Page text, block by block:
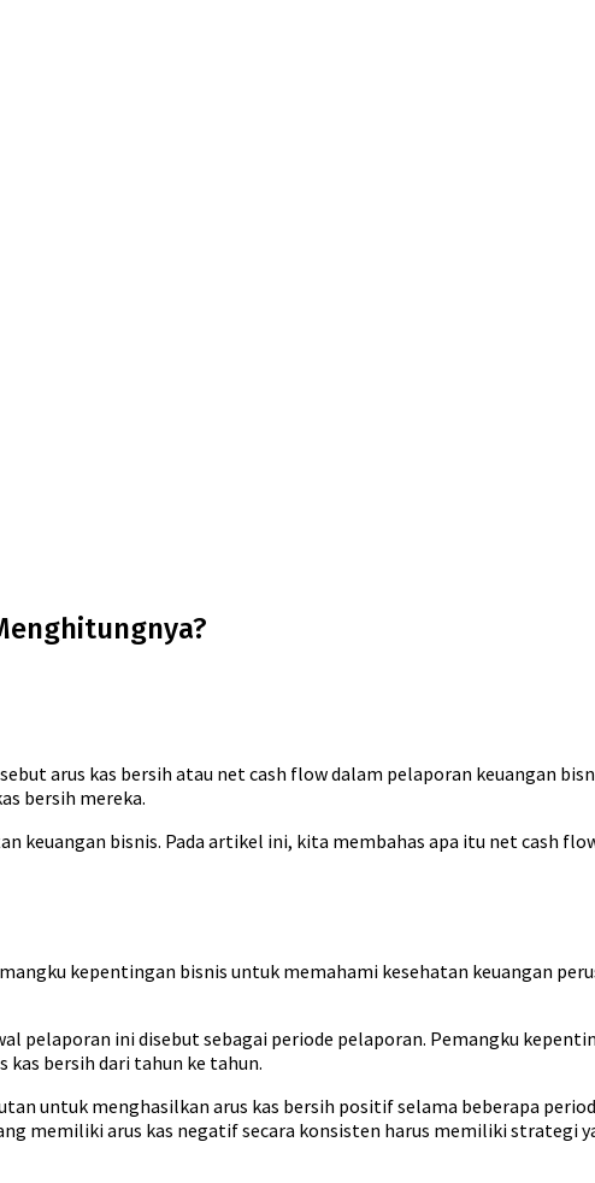
arus kas bersih atau net cash flow dalam pelaporan keuangan
bersih mereka.
keuangan bisnis. Pada artikel ini, kita membahas apa itu net cash
kepentingan bisnis untuk memahami kesehatan keuangan
pelaporan ini disebut sebagai periode pelaporan. Pemangku
bersih dari tahun ke tahun.
untuk menghasilkan arus kas bersih positif selama beberapa
memiliki arus kas negatif secara konsisten harus memiliki strategi